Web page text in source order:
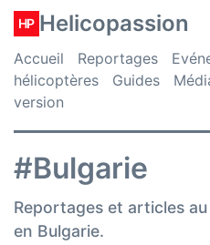
HP Helicopassion
Accueil Reportages
hélicoptères
Guides
version
#Bulgarie
Reportages et articles
en Bulgarie.